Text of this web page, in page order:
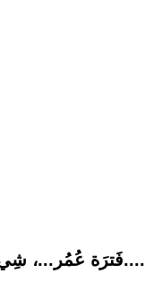
فَترَة عُمُر...، شِي براسيِ دار....